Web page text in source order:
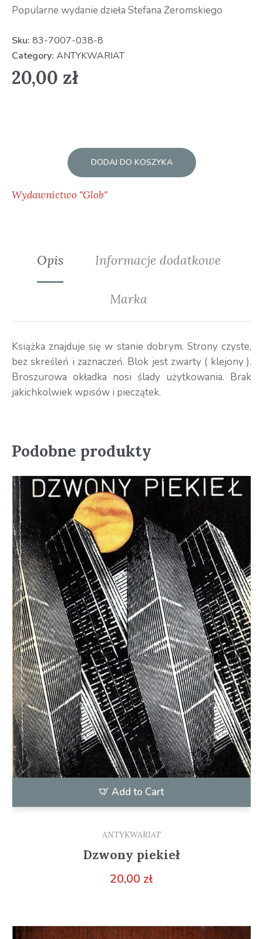
Popularne wydanie dzieła Stefana Żeromskiego
Sku: 83-7007-038-8
Category: ANTYKWARIAT
20,00 zł
DODAJ DO KOSZYKA
Wydawnictwo "Glob"
Opis Informacje dodatkowe
Marka
Książka znajduje się w stanie dobrym. Strony czyste,
bez skreśleń i zaznaczeń. Blok jest zwarty ( klejony ).
Broszurowa okładka nosi ślady użytkowania. Brak
jakichkolwiek wpisów i pieczątek.
Podobne produkty
Add to Cart
ANTYKWARIAT
Dzwony piekieł
20,00 zł